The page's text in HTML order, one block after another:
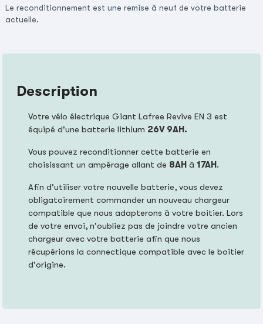
Le reconditionnement est une remise à neuf de votre batterie
actuelle.
Description
Votre vélo électrique Giant Lafree Revive EN 3 est
équipé d'une batterie lithium 26V 9AH.
Vous pouvez reconditionner cette batterie en
choisissant un ampérage allant de 8AH à 17AH.
Afin d'utiliser votre nouvelle batterie, vous devez
obligatoirement commander un nouveau chargeur
compatible que nous adapterons à votre boitier. Lors
de votre envoi, n'oubliez pas de joindre votre ancien
chargeur avec votre batterie afin que nous
récupérions la connectique compatible avec le boitier
d'origine.